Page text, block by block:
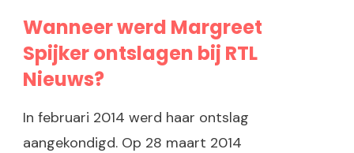
Wanneer werd Margreet
Spijker ontslagen bij RTL
Nieuws?
In februari 2014 werd haar ontslag
aangekondigd. Op 28 maart 2014